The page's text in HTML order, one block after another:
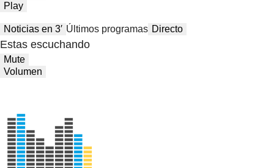
Play
Noticias en 3′ Últimos programas Directo
Estas escuchando
Mute
Volumen